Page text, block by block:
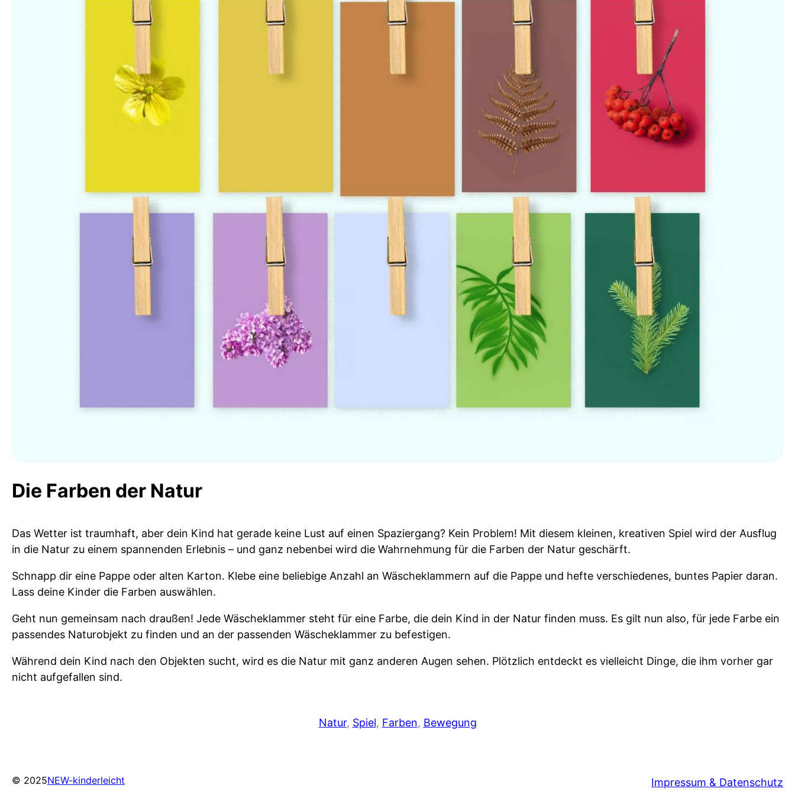
Die Farben der Natur
Das Wetter ist traumhaft, aber dein Kind hat gerade keine Lust auf einen Spaziergang? Kein Problem! Mit diesem kleinen, kreativen Spiel wird der Ausflug
in die Natur zu einem spannenden Erlebnis – und ganz nebenbei wird die Wahrnehmung für die Farben der Natur geschärft.
Schnapp dir eine Pappe oder alten Karton. Klebe eine beliebige Anzahl an Wäscheklammern auf die Pappe und hefte verschiedenes, buntes Papier daran.
Lass deine Kinder die Farben auswählen.
Geht nun gemeinsam nach draußen! Jede Wäscheklammer steht für eine Farbe, die dein Kind in der Natur finden muss. Es gilt nun also, für jede Farbe ein
passendes Naturobjekt zu finden und an der passenden Wäscheklammer zu befestigen.
Während dein Kind nach den Objekten sucht, wird es die Natur mit ganz anderen Augen sehen. Plötzlich entdeckt es vielleicht Dinge, die ihm vorher gar
nicht aufgefallen sind.
Natur, Spiel, Farben, Bewegung
© 2025NEW-kinderleicht Impressum & Datenschutz